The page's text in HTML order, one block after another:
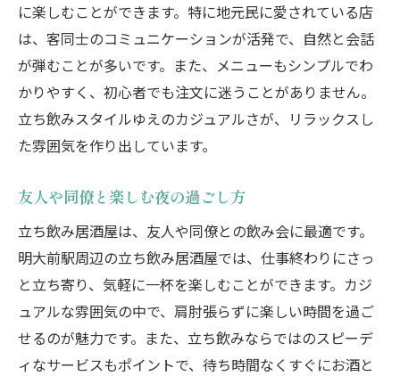
に楽しむことができます。特に地元民に愛されている店
は、客同士のコミュニケーションが活発で、自然と会話
が弾むことが多いです。また、メニューもシンプルでわ
かりやすく、初心者でも注文に迷うことがありません。
立ち飲みスタイルゆえのカジュアルさが、リラックスし
た雰囲気を作り出しています。
友人や同僚と楽しむ夜の過ごし方
立ち飲み居酒屋は、友人や同僚との飲み会に最適です。
明大前駅周辺の立ち飲み居酒屋では、仕事終わりにさっ
と立ち寄り、気軽に一杯を楽しむことができます。カジ
ュアルな雰囲気の中で、肩肘張らずに楽しい時間を過ご
せるのが魅力です。また、立ち飲みならではのスピーデ
ィなサービスもポイントで、待ち時間なくすぐにお酒と